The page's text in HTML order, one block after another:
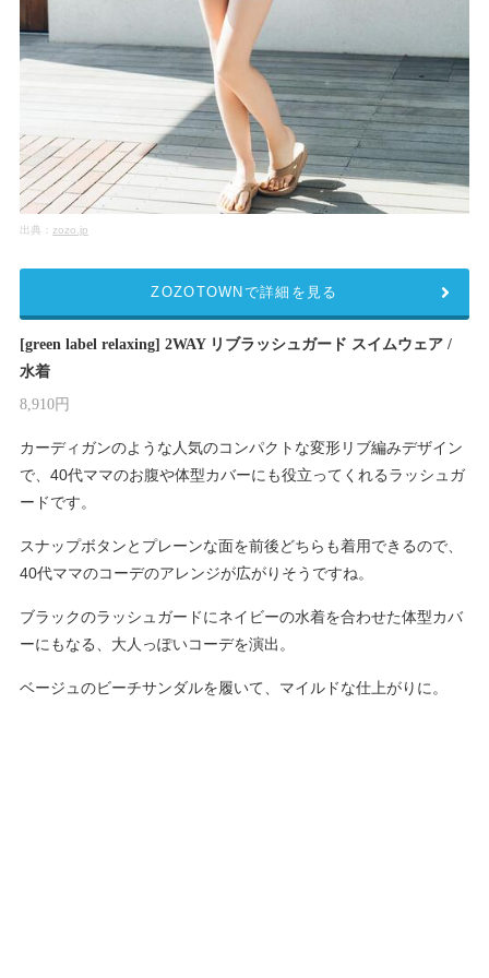
出典： zozo.jp
[green label relaxing] 2WAY リブラッシュガード スイムウェア /
水着
8,910円
カーディガンのような人気のコンパクトな変形リブ編みデザイン
で、40代ママのお腹や体型カバーにも役立ってくれるラッシュガ
ードです。
スナップボタンとプレーンな面を前後どちらも着用できるので、
40代ママのコーデのアレンジが広がりそうですね。
ブラックのラッシュガードにネイビーの水着を合わせた体型カバ
ーにもなる、大人っぽいコーデを演出。
ベージュのビーチサンダルを履いて、マイルドな仕上がりに。
ZOZOTOWNで詳細を見る